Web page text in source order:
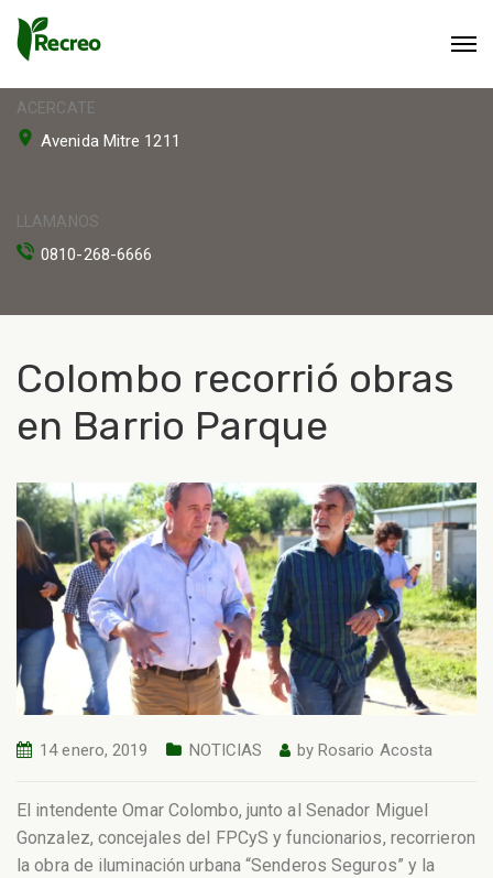
ACERCATE
Avenida Mitre 1211
LLAMANOS
0810-268-6666
Colombo recorrió obras
en Barrio Parque
14 enero, 2019 NOTICIAS by Rosario Acosta
El intendente Omar Colombo, junto al Senador Miguel
Gonzalez, concejales del FPCyS y funcionarios, recorrieron
la obra de iluminación urbana “Senderos Seguros” y la